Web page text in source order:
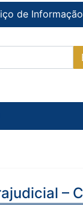
de
–